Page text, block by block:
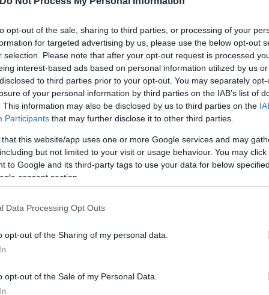
opt-out of the sale, sharing to third parties, or processing of your
for targeted advertising by us, please use the below opt-out
selection. Please note that after your opt-out request is processed
interest-based ads based on personal information utilized by us
to third parties prior to your opt-out. You may separately
of your personal information by third parties on the IAB’s list of
This information may also be disclosed by us to third parties on the
Participants that may further disclose it to other third parties.
that this website/app uses one or more Google services and may
but not limited to your visit or usage behaviour. You may
to Google and its third-party tags to use your data for below
consent section.
Data Processing Opt Outs
opt-out of the Sharing of my personal data.
opt-out of the Sale of my Personal Data.
Νασρ , ενώ στο παρελθόν είχε περάσει και από τα
του, όπως ηΜάντσεστερ Γιουνάιτεντκαι
βήμα με την εθνική Πορτογαλίας,
Τζούνιορ καλείται να διαχειριστεί τις
ευκαιρία να χαράξει τη δική του